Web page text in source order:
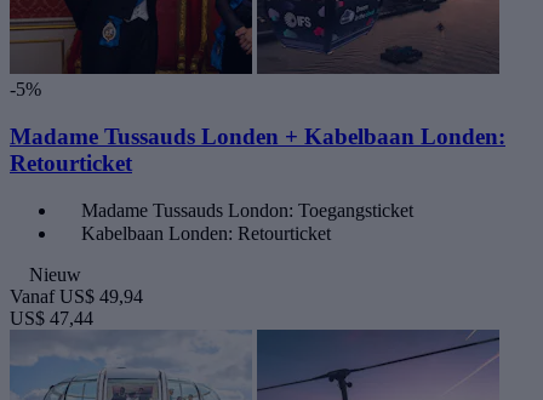
-5%
Madame Tussauds Londen + Kabelbaan Londen:
Retourticket
Madame Tussauds London: Toegangsticket
Kabelbaan Londen: Retourticket
Nieuw
Vanaf US$ 49,94
US$ 47,44